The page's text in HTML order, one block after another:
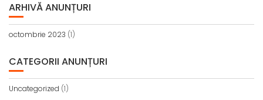
ARHIVĂ ANUNȚURI
octombrie 2023 (1)
CATEGORII ANUNȚURI
Uncategorized (1)